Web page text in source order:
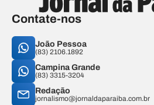
Contate-nos
João Pessoa
(83) 2106.1892
Campina Grande
(83) 3315-3204
Redação
jornalismo@jornaldaparaiba.com.br